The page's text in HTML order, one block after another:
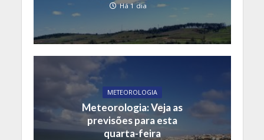
Há 1 dia
METEOROLOGIA
Meteorologia: Veja as
previsões para esta
quarta-feira